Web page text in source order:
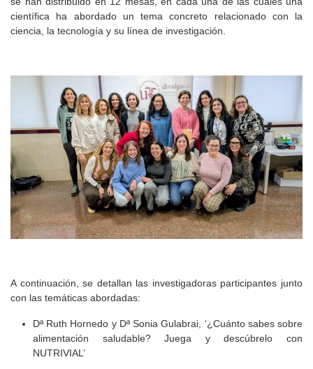
científica ha abordado un tema concreto relacionado con la
ciencia, la tecnología y su línea de investigación.
A continuación, se detallan las investigadoras participantes junto
con las temáticas abordadas:
Dª Ruth Hornedo y Dª Sonia Gulabrai, ‘¿Cuánto sabes sobre
alimentación saludable? Juega y descúbrelo con
NUTRIVIAL’